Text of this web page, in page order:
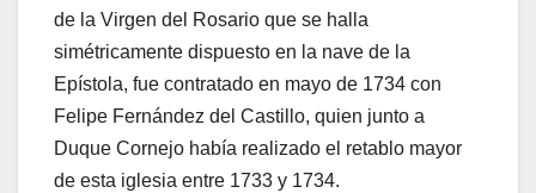
de la Virgen del Rosario que se halla
simétricamente dispuesto en la nave de la
Epístola, fue contratado en mayo de 1734 con
Felipe Fernández del Castillo, quien junto a
Duque Cornejo había realizado el retablo mayor
de esta iglesia entre 1733 y 1734.